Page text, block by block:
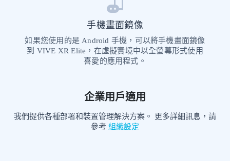
手機畫面鏡像
如果您使用的是 Android 手機，可以將手機畫面鏡像
到 VIVE XR Elite，在虛擬實境中以全螢幕形式使用
喜愛的應用程式。
企業用戶適用
我們提供各種部署和裝置管理解決方案。 更多詳細訊息，請
參考 組織設定